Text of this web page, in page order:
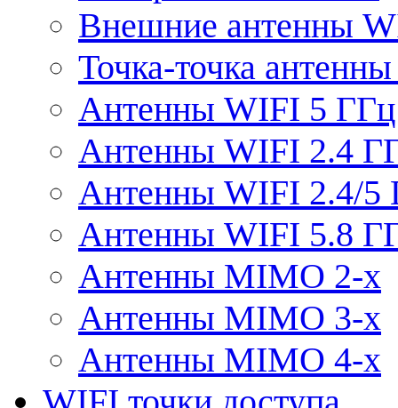
Внешние антенны
Точка-точка
Антенны WIFI 5 ГГц
Антенны WIFI 2.4
Антенны WIFI 2.4/5
Антенны WIFI 5.8
Антенны MIMO 2-x
Антенны MIMO 3-x
Антенны MIMO 4-x